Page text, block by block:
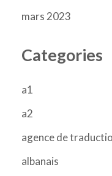
mars 2023
Categories
a1
a2
agence de
albanais